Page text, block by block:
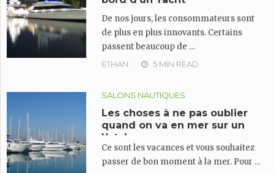
De nos jours, les consommateurs sont
de plus en plus innovants. Certains
passent beaucoup de …
ETHAN 5 MIN READ
SALONS NAUTIQUES
Les choses à ne pas oublier
quand on va en mer sur un
Yatch
Ce sont les vacances et vous souhaitez
passer de bon moment à la mer. Pour …